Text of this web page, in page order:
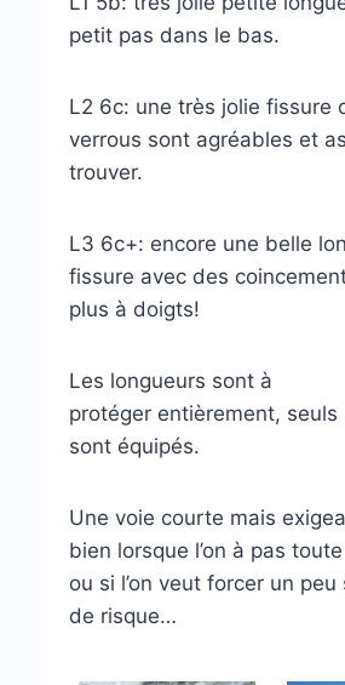
petit pas dans le bas.
L2 6c: une très jolie fissure
verrous sont agréables et
trouver.
L3 6c+: encore une belle
fissure avec des
plus à doigts!
Les longueurs sont à
protéger entièrement, seuls
sont équipés.
Une voie courte mais
bien lorsque l’on à pas
ou si l’on veut forcer un
de risque…